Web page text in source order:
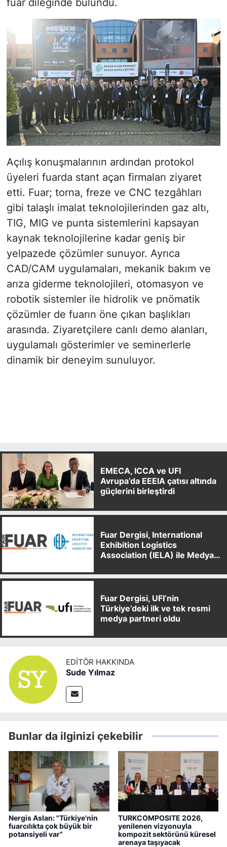
fuar dileğinde bulundu.
Açılış konuşmalarının ardından protokol
üyeleri fuarda stant açan firmaları ziyaret
etti. Fuar; torna, freze ve CNC tezgâhları
gibi talaşlı imalat teknolojilerinden gaz altı,
TIG, MIG ve punta sistemlerini kapsayan
kaynak teknolojilerine kadar geniş bir
yelpazede çözümler sunuyor. Ayrıca
CAD/CAM uygulamaları, mekanik bakım ve
arıza giderme teknolojileri, otomasyon ve
robotik sistemler ile hidrolik ve pnömatik
çözümler de fuarın öne çıkan başlıkları
arasında. Ziyaretçilere canlı demo alanları,
uygulamalı gösterimler ve seminerlerle
dinamik bir deneyim sunuluyor.
EMECA, ICCA ve UFI
Avrupa’da EEEIA çatısı altında
güçlerini birleştirdi
Fuar Dergisi, International
Exhibition Logistics
Association (IELA) ile Medya
Fuar Dergisi, UFI’nin
Türkiye’deki ilk ve tek resmi
medya partneri oldu
EDITÖR HAKKINDA
Sude Yılmaz
Bunlar da ilginizi çekebilir
Nergis Aslan: "Türkiye'nin
fuarcılıkta çok büyük bir
potansiyeli var"
TURKCOMPOSITE 2026,
yenilenen vizyonuyla
kompozit sektörünü küresel
arenaya taşıyacak